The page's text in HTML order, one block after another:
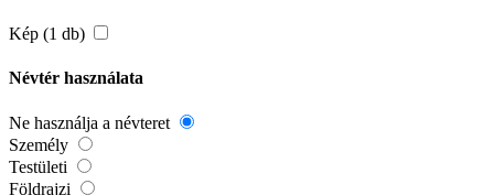
Kép (1 db)
Névtér használata
Ne használja a névteret
Személy
Testületi
Földrajzi